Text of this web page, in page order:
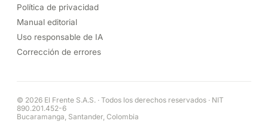
Política de privacidad
Manual editorial
Uso responsable de IA
Corrección de errores
© 2026 El Frente S.A.S. · Todos los derechos reservados · NIT
890.201.452-6
Bucaramanga, Santander, Colombia